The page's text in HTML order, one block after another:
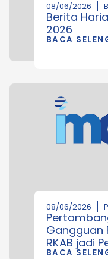
08/06/2026
Berita
2026
BACA
08/06/2026
Gangguan
RKAB jadi
BACA